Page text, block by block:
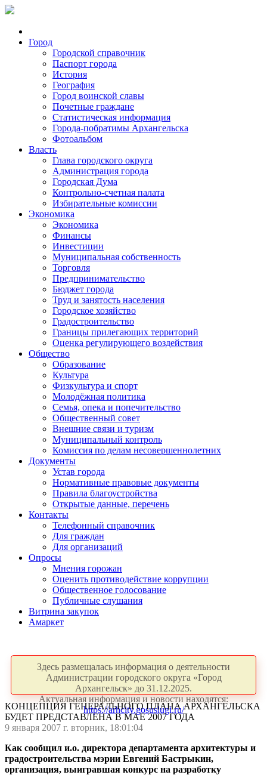
Город
Городской справочник
Паспорт города
История
География
Город воинской славы
Почетные граждане
Статистическая информация
Города-побратимы Архангельска
Фотоальбом
Власть
Глава городского округа
Администрация города
Городская Дума
Контрольно-счетная палата
Избирательные комиссии
Экономика
Экономика
Финансы
Инвестиции
Муниципальная собственность
Торговля
Предпринимательство
Бюджет города
Труд и занятость населения
Городское хозяйство
Градостроительство
Границы прилегающих территорий
Оценка регулирующего воздействия
Общество
Образование
Культура
Физкультура и спорт
Молодёжная политика
Семья, опека и попечительство
Общественный совет
Внешние связи и туризм
Муниципальный контроль
Комиссия по делам несовершеннолетних
Документы
Устав города
Нормативные правовые документы
Правила благоустройства
Открытые данные, перечень
Контакты
Телефонный справочник
Для граждан
Для организаций
Опросы
Мнения горожан
Оценить противодействие коррупции
Общественное голосование
Публичные слушания
Витрина закупок
Амаркет
Здесь размещалась информация о деятельности
Администрации городского округа «Город
Архангельск» до 31.12.2025.
Актуальная информация и новости находятся:
https://arhcity.gosuslugi.ru/
КОНЦЕПЦИЯ ГЕНЕРАЛЬНОГО ПЛАНА АРХАНГЕЛЬСКА
БУДЕТ ПРЕДСТАВЛЕНА В МАЕ 2007 ГОДА
9 января 2007 г. вторник, 18:01:04
Как сообщил и.о. директора департамента архитектуры и
градостроительства мэрии Евгений Бастрыкин,
организация, выигравшая конкурс на разработку